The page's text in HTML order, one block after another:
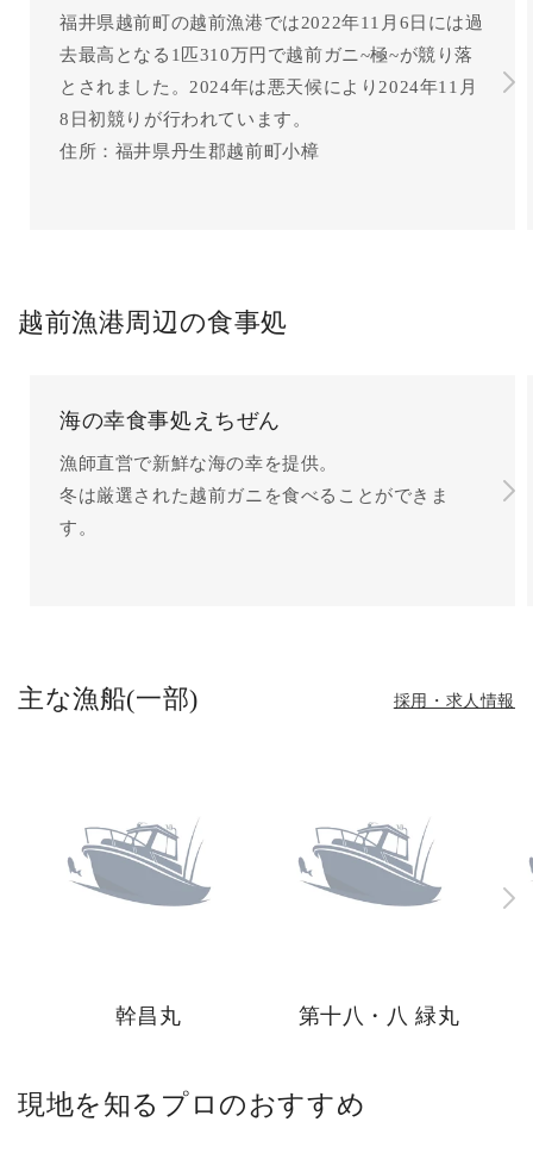
福井県越前町の越前漁港では2022年11月6日には過
去最高となる1匹310万円で越前ガニ~極~が競り落
とされました。2024年は悪天候により2024年11月
8日初競りが行われています。
住所：福井県丹生郡越前町小樟
越前漁港周辺の食事処
海の幸食事処えちぜん
漁師直営で新鮮な海の幸を提供。
冬は厳選された越前ガニを食べることができま
す。
主な漁船(一部) 採用・求人情報
幹昌丸 第十八・八 緑丸
現地を知るプロのおすすめ